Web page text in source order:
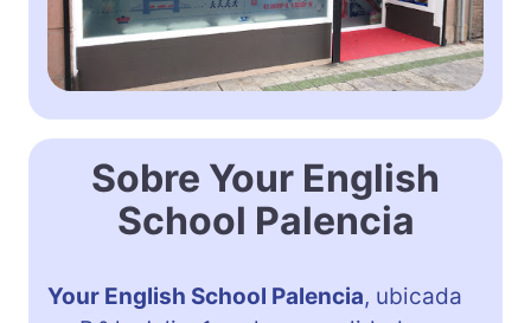
Sobre Your English
School Palencia
Your English School Palencia, ubicada